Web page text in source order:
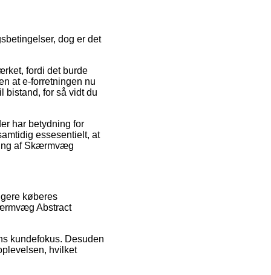
dog er det
fordi det burde
at e-forretningen nu
bistand, for så vidt du
har betydning for
essesentielt, at
af Skærmvæg
køberes
Abstract
kundefokus. Desuden
hvilket